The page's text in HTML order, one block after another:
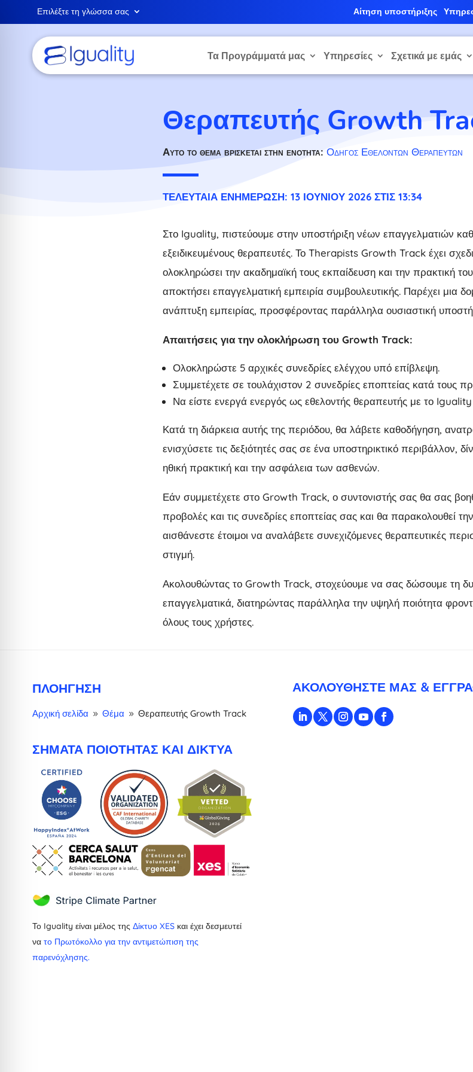
Επιλέξτε τη γλώσσα σας Αίτηση υποστήριξης
Τα Προγράμματά μας Υπηρεσίες Σχετικά με εμάς
Θεραπευτής Growth
Αυτό το θέμα βρίσκεται στην ενότητα: Οδηγός Εθελοντών Θεραπευτών
ΤΕΛΕΥΤΑΊΑ ΕΝΗΜΈΡΩΣΗ: 13 ΙΟΥΝΊΟΥ 2026 ΣΤΙΣ 13:34
Στο Iguality, πιστεύουμε στην υποστήριξη νέων επαγγελματιών
εξειδικευμένους θεραπευτές. Το Therapists Growth Track έχει
ολοκληρώσει την ακαδημαϊκή τους εκπαίδευση και την πρακτική
αποκτήσει επαγγελματική εμπειρία συμβουλευτικής. Παρέχει μια
ανάπτυξη εμπειρίας, προσφέροντας παράλληλα ουσιαστική
Απαιτήσεις για την ολοκλήρωση του Growth Track:
Ολοκληρώστε 5 αρχικές συνεδρίες ελέγχου υπό επίβλεψη.
Συμμετέχετε σε τουλάχιστον 2 συνεδρίες εποπτείας κατά τους
Να είστε ενεργά ενεργός ως εθελοντής θεραπευτής με το Iguality
Κατά τη διάρκεια αυτής της περιόδου, θα λάβετε καθοδήγηση,
ενισχύσετε τις δεξιότητές σας σε ένα υποστηρικτικό περιβάλλον,
ηθική πρακτική και την ασφάλεια των ασθενών.
Εάν συμμετέχετε στο Growth Track, ο συντονιστής σας θα σας
προβολές και τις συνεδρίες εποπτείας σας και θα παρακολουθεί
αισθάνεστε έτοιμοι να αναλάβετε συνεχιζόμενες θεραπευτικές
στιγμή.
Ακολουθώντας το Growth Track, στοχεύουμε να σας δώσουμε τη
επαγγελματικά, διατηρώντας παράλληλα την υψηλή ποιότητα
όλους τους χρήστες.
ΠΛΟΉΓΗΣΗ
Αρχική σελίδα 9 Θέμα 9 Θεραπευτής Growth Track
ΣΉΜΑΤΑ ΠΟΙΌΤΗΤΑΣ ΚΑΙ ΔΊΚΤΥΑ
Το Iguality είναι μέλος της Δίκτυο XESκαι έχει δεσμευτεί
να το Πρωτόκολλο για την αντιμετώπιση της
παρενόχλησης.
ΑΚΟΛΟΥΘΉΣΤΕ ΜΑΣ &